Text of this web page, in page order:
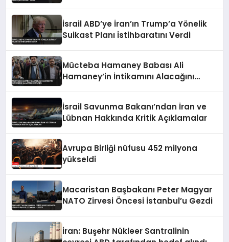
İsrail ABD’ye İran’ın Trump’a Yönelik
Suikast Planı İstihbaratını Verdi
Mücteba Hamaney Babası Ali
Hamaney’in İntikamını Alacağını
İsrail Savunma Bakanı’ndan İran ve
Lübnan Hakkında Kritik Açıklamalar
Avrupa Birliği nüfusu 452 milyona
yükseldi
Macaristan Başbakanı Peter Magyar
NATO Zirvesi Öncesi İstanbul’u Gezdi
İran: Buşehr Nükleer Santralinin